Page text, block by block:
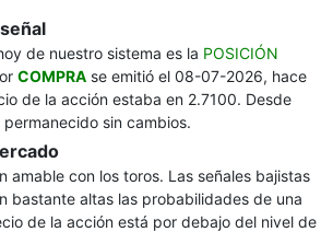
de nuestro sistema es la POSICIÓN
COMPRA se emitió el 08-07-2026, hace
de la acción estaba en 2.7100. Desde
permanecido sin cambios.
amable con los toros. Las señales bajistas
bastante altas las probabilidades de una
de la acción está por debajo del nivel de